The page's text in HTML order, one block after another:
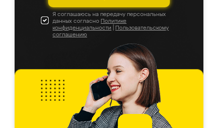
Я соглашаюсь на передачу персональных
данных согласно Политике
конфиденциальности
Пользовательскому
соглашению